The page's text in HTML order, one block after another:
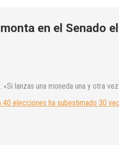
en el Senado
lanzas una moneda una y otra
40 elecciones ha subestimado 30